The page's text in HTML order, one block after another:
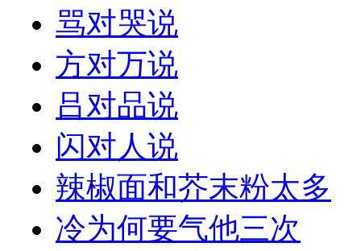
骂对哭说
方对万说
吕对品说
闪对人说
辣椒面和芥末粉太多
冷为何要气他三次